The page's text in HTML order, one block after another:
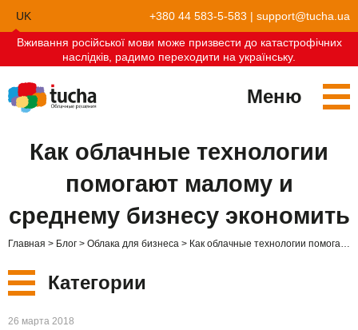
UK
EN
+380 44 583-5-583 | support@tucha.ua
Вживання російської мови може призвести до катастрофічних
наслідків, радимо переходити на українську.
Меню
TuchaBit+
Бухгалтерия в облаке
Облака для e-commerce
Стать партнёром
Отзывы
Как облачные технологии
помогают малому и
среднему бизнесу экономить
Главная Блог Облака для бизнеса Как облачные технологии помогают малому и среднему бизнесу экономить
Категории
Новые
26 марта 2018